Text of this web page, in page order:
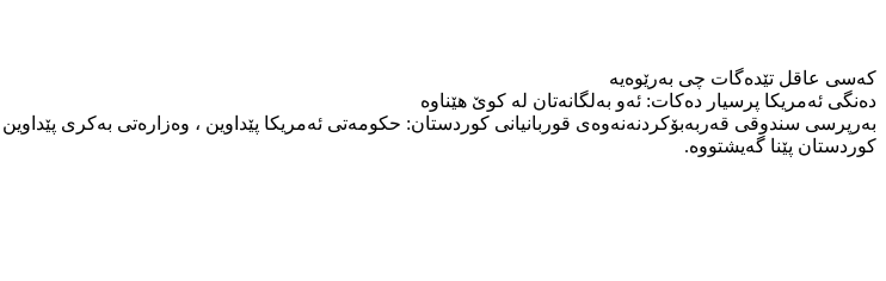
کەسی عاقل تێدەگات چی بەرێوەیە
دەنگی ئەمریکا پرسیار دەکات: ئەو بەلگانەتان لە کوێ هێناوە
بەرپرسی سندوقی قەربەبۆکردنەنەوەی قوربانیانی کوردستان: حکومەتی ئەمریکا پێداوین ، وەزارەتی بەکری
کوردستان پێنا گەیشتووە.